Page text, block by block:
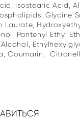
Isostearic Acid,
Glycine
Pantenyl Ethyl
Coumarin,